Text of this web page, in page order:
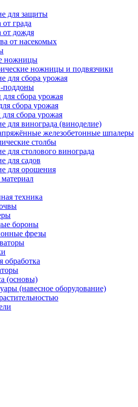
для защиты
града
от дождя
от насекомых
ножницы
ножницы и подвязчики
для сбора урожая
сбора урожая
сбора урожая
сбора урожая
для винограда (виноделие)
железобетонные шпалеры
столбы
для столового винограда
для садов
для орошения
техника
бороны
фрезы
обработка
(основы)
(навесное оборудование)